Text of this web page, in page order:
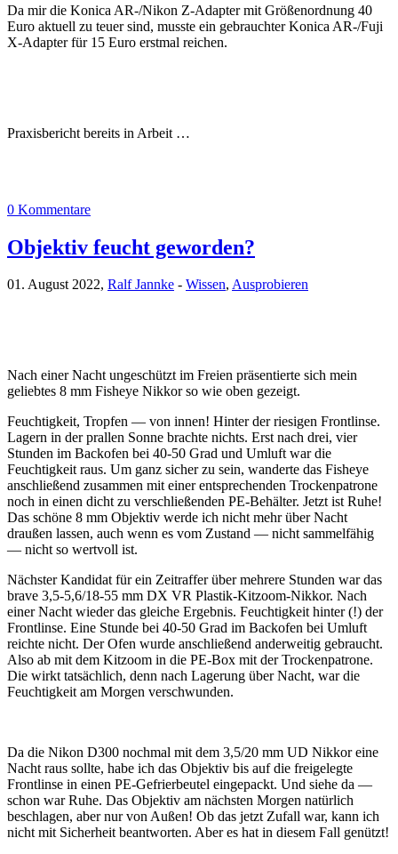
Da mir die Konica AR-/Nikon Z-Adapter mit Größenordnung 40
Euro aktuell zu teuer sind, musste ein gebrauchter Konica AR-/Fuji
X-Adapter für 15 Euro erstmal reichen.
Praxisbericht bereits in Arbeit …
0 Kommentare
Objektiv feucht geworden?
01. August 2022, Ralf Jannke - Wissen, Ausprobieren
Nach einer Nacht ungeschützt im Freien präsentierte sich mein
geliebtes 8 mm Fisheye Nikkor so wie oben gezeigt.
Feuchtigkeit, Tropfen — von innen! Hinter der riesigen Frontlinse.
Lagern in der prallen Sonne brachte nichts. Erst nach drei, vier
Stunden im Backofen bei 40-50 Grad und Umluft war die
Feuchtigkeit raus. Um ganz sicher zu sein, wanderte das Fisheye
anschließend zusammen mit einer entsprechenden Trockenpatrone
noch in einen dicht zu verschließenden PE-Behälter. Jetzt ist Ruhe!
Das schöne 8 mm Objektiv werde ich nicht mehr über Nacht
draußen lassen, auch wenn es vom Zustand — nicht sammelfähig
— nicht so wertvoll ist.
Nächster Kandidat für ein Zeitraffer über mehrere Stunden war das
brave 3,5-5,6/18-55 mm DX VR Plastik-Kitzoom-Nikkor. Nach
einer Nacht wieder das gleiche Ergebnis. Feuchtigkeit hinter (!) der
Frontlinse. Eine Stunde bei 40-50 Grad im Backofen bei Umluft
reichte nicht. Der Ofen wurde anschließend anderweitig gebraucht.
Also ab mit dem Kitzoom in die PE-Box mit der Trockenpatrone.
Die wirkt tatsächlich, denn nach Lagerung über Nacht, war die
Feuchtigkeit am Morgen verschwunden.
Da die Nikon D300 nochmal mit dem 3,5/20 mm UD Nikkor eine
Nacht raus sollte, habe ich das Objektiv bis auf die freigelegte
Frontlinse in einen PE-Gefrierbeutel eingepackt. Und siehe da —
schon war Ruhe. Das Objektiv am nächsten Morgen natürlich
beschlagen, aber nur von Außen! Ob das jetzt Zufall war, kann ich
nicht mit Sicherheit beantworten. Aber es hat in diesem Fall genützt!